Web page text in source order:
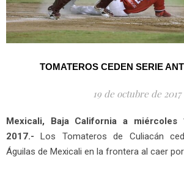
TOMATEROS CEDEN SERIE
19 de octubre de 2017
Mexicali, Baja California a miércoles 18 de octubre de
2017.- Los Tomateros de Culiacán
Águilas de Mexicali en la frontera al caer